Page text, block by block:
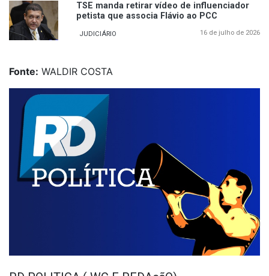
TSE manda retirar vídeo de influenciador
petista que associa Flávio ao PCC
JUDICIÁRIO 16 de julho de 2026
Fonte: WALDIR COSTA